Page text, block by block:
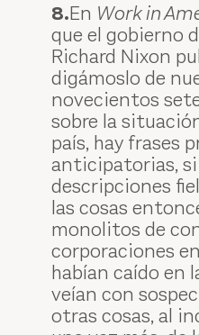
8.En Work in
que el gobierno
Richard Nixon
digámoslo de
novecientos
sobre la
país, hay frases
anticipatorias,
descripciones
las cosas
monolitos de
corporaciones
habían caído en
veían con
otras cosas, al